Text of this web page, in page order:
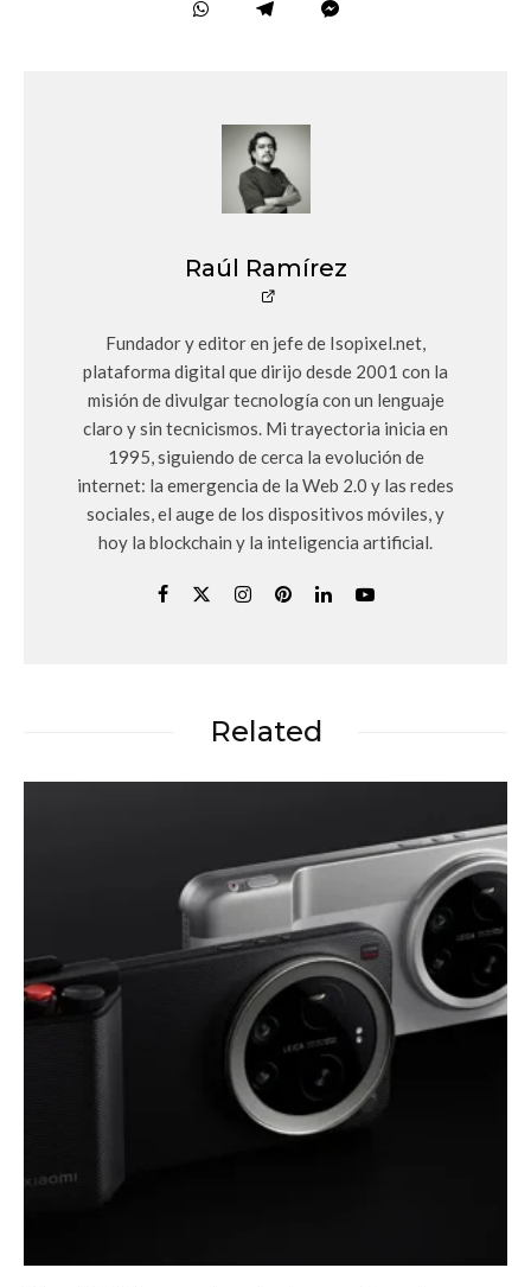
Raúl Ramírez
Fundador y editor en jefe de Isopixel.net,
plataforma digital que dirijo desde 2001 con la
misión de divulgar tecnología con un lenguaje
claro y sin tecnicismos. Mi trayectoria inicia en
1995, siguiendo de cerca la evolución de
internet: la emergencia de la Web 2.0 y las redes
sociales, el auge de los dispositivos móviles, y
hoy la blockchain y la inteligencia artificial.
Related